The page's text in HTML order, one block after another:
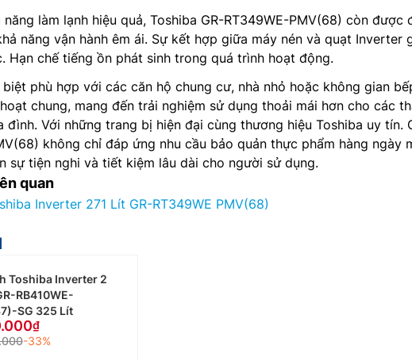
năng làm lạnh hiệu quả, Toshiba GR-RT349WE-PMV(68) còn được
năng vận hành êm ái. Sự kết hợp giữa máy nén và quạt Inverter
Hạn chế tiếng ồn phát sinh trong quá trình hoạt động.
phù hợp với các căn hộ chung cư, nhà nhỏ hoặc không gian
chung, mang đến trải nghiệm sử dụng thoải mái hơn cho các
đình. Với những trang bị hiện đại cùng thương hiệu Toshiba uy tín.
không chỉ đáp ứng nhu cầu bảo quản thực phẩm hàng ngày
sự tiện nghi và tiết kiệm lâu dài cho người sử dụng.
quan
Inverter 271 Lít GR-RT349WE PMV(68)
Toshiba Inverter 2
RB410WE-
SG 325 Lít
-33%